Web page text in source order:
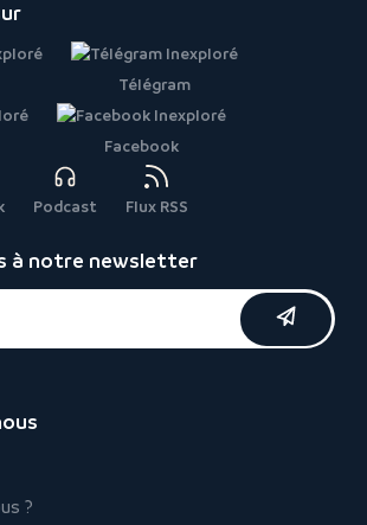
Télégram
Facebook
Podcast Flux RSS
à notre newsletter
?